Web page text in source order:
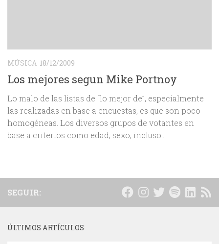
MÚSICA 18/12/2009
Los mejores segun Mike Portnoy
Lo malo de las listas de “lo mejor de”, especialmente
las realizadas en base a encuestas, es que son poco
homogéneas. Los diversos grupos de votantes en
base a criterios como edad, sexo, incluso...
SEGUIR:
ÚLTIMOS ARTÍCULOS